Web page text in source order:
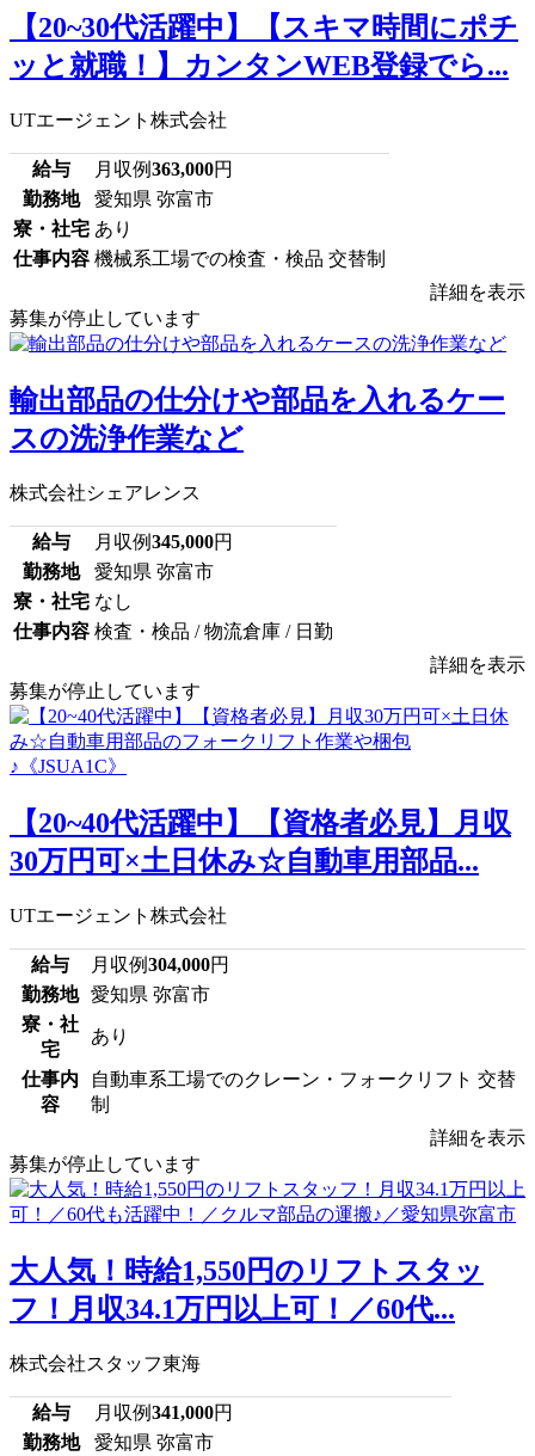
【20~30代活躍中】【スキマ時間にポチ
ッと就職！】カンタンWEB登録でら...
UTエージェント株式会社
給与 月収例363,000円
勤務地
愛知県 弥富市
寮・社宅 あり
仕事内容 機械系工場での検査・検品 交替制
詳細を表示
募集が停止しています
輸出部品の仕分けや部品を入れるケー
スの洗浄作業など
株式会社シェアレンス
給与 月収例345,000円
勤務地
愛知県 弥富市
寮・社宅 なし
仕事内容 検査・検品 / 物流倉庫 / 日勤
詳細を表示
募集が停止しています
【20~40代活躍中】【資格者必見】月収
30万円可×土日休み☆自動車用部品...
UTエージェント株式会社
給与 月収例304,000円
勤務地
愛知県 弥富市
寮・社
宅
あり
仕事内
容
自動車系工場でのクレーン・フォークリフト 交替
制
詳細を表示
募集が停止しています
大人気！時給1,550円のリフトスタッ
フ！月収34.1万円以上可！／60代...
株式会社スタッフ東海
給与 月収例341,000円
勤務地
愛知県 弥富市